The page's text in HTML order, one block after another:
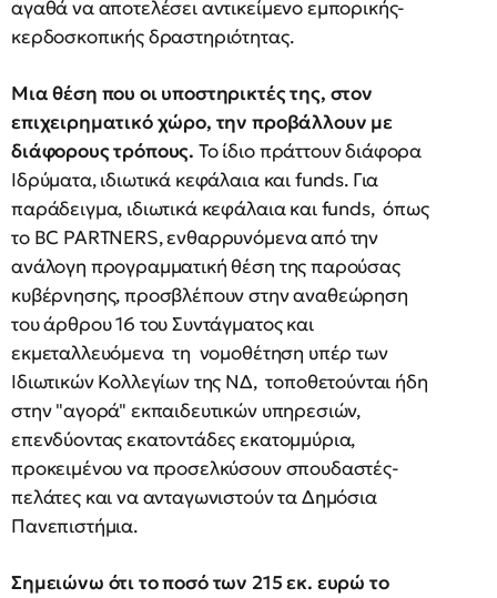
αγαθά να αποτελέσει αντικείμενο εμπορικής-
κερδοσκοπικής δραστηριότητας.
Μια θέση που οι υποστηρικτές της, στον
επιχειρηματικό χώρο, την προβάλλουν με
διάφορους τρόπους. Το ίδιο πράττουν διάφορα
Ιδρύματα, ιδιωτικά κεφάλαια και funds. Για
παράδειγμα, ιδιωτικά κεφάλαια και funds, όπως
το BC PARTNERS, ενθαρρυνόμενα από την
ανάλογη προγραμματική θέση της παρούσας
κυβέρνησης, προσβλέπουν στην αναθεώρηση
του άρθρου 16 τoυ Συντάγματος και
εκμεταλλευόμενα τη νομοθέτηση υπέρ των
Ιδιωτικών Κολλεγίων της ΝΔ, τοποθετούνται ήδη
στην "αγορά" εκπαιδευτικών υπηρεσιών,
επενδύοντας εκατοντάδες εκατομμύρια,
προκειμένου να προσελκύσουν σπουδαστές-
πελάτες και να ανταγωνιστούν τα Δημόσια
Πανεπιστήμια.
Σημειώνω ότι το ποσό των 215 εκ. ευρώ το